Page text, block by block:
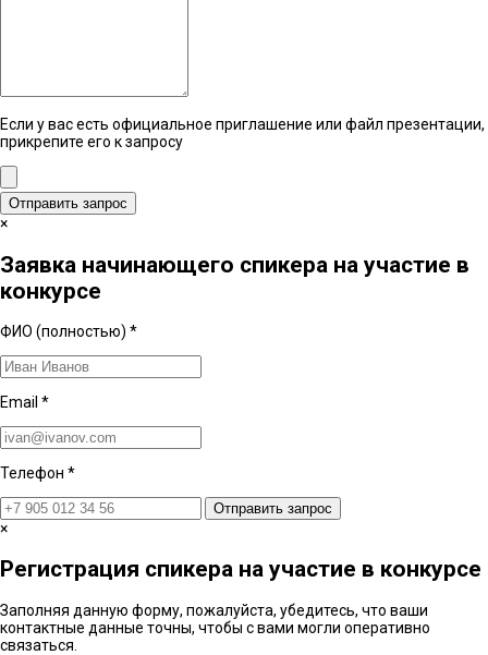
Если у вас есть официальное приглашение или файл презентации,
прикрепите его к запросу
Отправить запрос
×
Заявка начинающего спикера на участие в
конкурсе
ФИО (полностью) *
Email *
Телефон *
Отправить запрос
×
Регистрация спикера на участие в конкурсе
Заполняя данную форму, пожалуйста, убедитесь, что ваши
контактные данные точны, чтобы с вами могли оперативно
связаться.